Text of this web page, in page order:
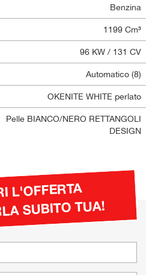
Benzina
1199 Cm³
96 KW / 131 CV
Automatico (8)
OKENITE WHITE perlato
Pelle BIANCO/NERO RETTANGOLI
DESIGN
L'OFFERTA
SUBITO TUA!